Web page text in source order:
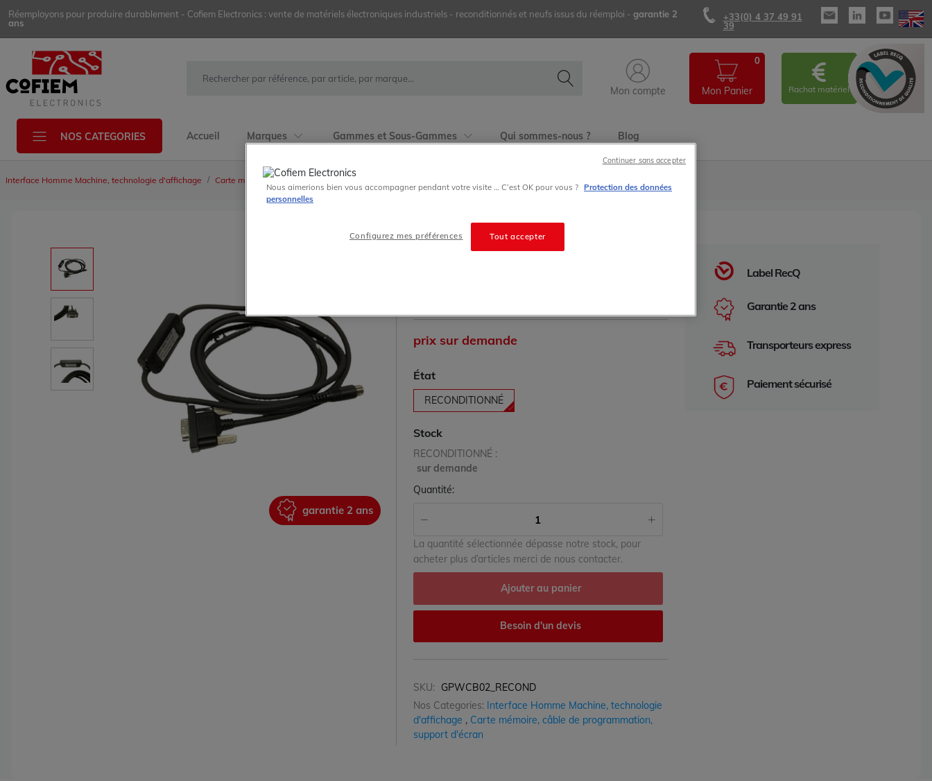
Réemployons pour produire durablement - Cofiem Electronics : vente de matériels électroniques industriels - reconditionnés et neufs issus du réemploi - garantie 2
ans
+33(0) 4 37 49 91
39
Mon compte Mon Panier
0
Rachat matériel
NOS CATEGORIES Accueil Marques Gammes et Sous-Gammes Qui sommes-nous ? Blog
Interface Homme Machine, technologie d'affichage Carte mémoire, câble de programmation, support d'écran
garantie 2 ans
GPW-CB02
prix sur demande
État
RECONDITIONNÉ
Stock
RECONDITIONNÉ :
sur demande
Quantité:
La quantité sélectionnée dépasse notre stock, pour
acheter plus d’articles merci de nous contacter.
Ajouter au panier
Besoin d'un devis
SKU:
GPWCB02_RECOND
Nos Categories: Interface Homme Machine, technologie
d'affichage , Carte mémoire, câble de programmation,
support d'écran
Label RecQ
Garantie 2 ans
Transporteurs express
Paiement sécurisé
Nous aimerions bien vous accompagner pendant votre visite … C’est OK pour vous ? Protection des données
personnelles
Tout accepter
Configurez mes préférences
Continuer sans accepter